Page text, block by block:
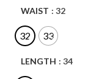
WAIST : 32
32 33
LENGTH : 34